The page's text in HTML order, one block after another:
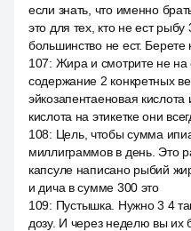
если знать, что именно
это для тех, кто не ест
большинство не ест. Берете
107: Жира и смотрите не
содержание 2 конкретных
эйкозапентаеновая
кислота на этикетке они
108: Цель, чтобы сумма
миллиграммов в день. Это
капсуле написано рыбий
и дича в сумме 300 это
109: Пустышка. Нужно 3 4
дозу. И через неделю вы их